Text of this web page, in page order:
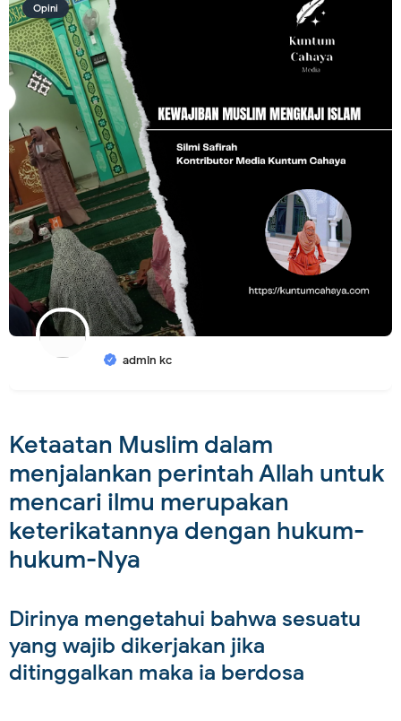
Opini
admin kc
Ketaatan Muslim dalam
menjalankan perintah Allah untuk
mencari ilmu merupakan
keterikatannya dengan hukum-
hukum-Nya
Dirinya mengetahui bahwa sesuatu
yang wajib dikerjakan jika
ditinggalkan maka ia berdosa